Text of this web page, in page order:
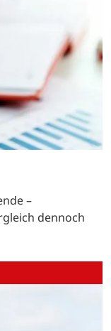
–
dennoch